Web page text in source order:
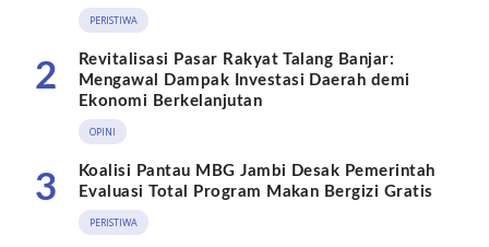
PERISTIWA
2
Revitalisasi Pasar Rakyat Talang Banjar:
Mengawal Dampak Investasi Daerah demi
Ekonomi Berkelanjutan
OPINI
3
Koalisi Pantau MBG Jambi Desak Pemerintah
Evaluasi Total Program Makan Bergizi Gratis
PERISTIWA